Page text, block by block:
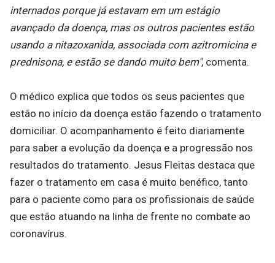
internados porque já estavam em um estágio
avançado da doença, mas os outros pacientes estão
usando a nitazoxanida, associada com azitromicina e
prednisona, e estão se dando muito bem", comenta.
O médico explica que todos os seus pacientes que
estão no início da doença estão fazendo o tratamento
domiciliar. O acompanhamento é feito diariamente
para saber a evolução da doença e a progressão nos
resultados do tratamento. Jesus Fleitas destaca que
fazer o tratamento em casa é muito benéfico, tanto
para o paciente como para os profissionais de saúde
que estão atuando na linha de frente no combate ao
coronavírus.